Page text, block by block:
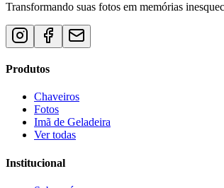
Transformando suas fotos em memórias
Produtos
Chaveiros
Fotos
Imã de Geladeira
Ver todas
Institucional